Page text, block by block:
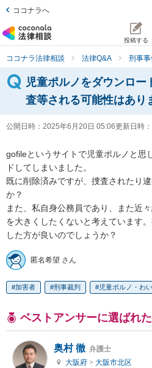
ココナラへ
投稿する
ココナラ法律相談 法律Q&A 刑事
児童ポルノをダウンロー
査等される可能性はあり
公開日時： 2025年6月20日 05:06更新日時：
gofileというサイトで児童ポルノと思
ドしてしまいました。
既に削除済みですが、捜査されたり
か？
また、私自身公務員であり、また近
を大きくしたくないと考えています
した方が良いのでしょうか？
匿名希望 さん
加害者 刑事裁判 児童ポルノ・わ
ベストアンサーに選ばれ
奥村 徹 弁護士
大阪府 > 大阪市北区